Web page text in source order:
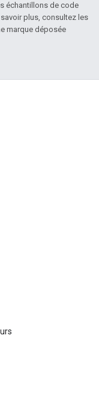
échantillons de code
savoir plus, consultez les
marque déposée